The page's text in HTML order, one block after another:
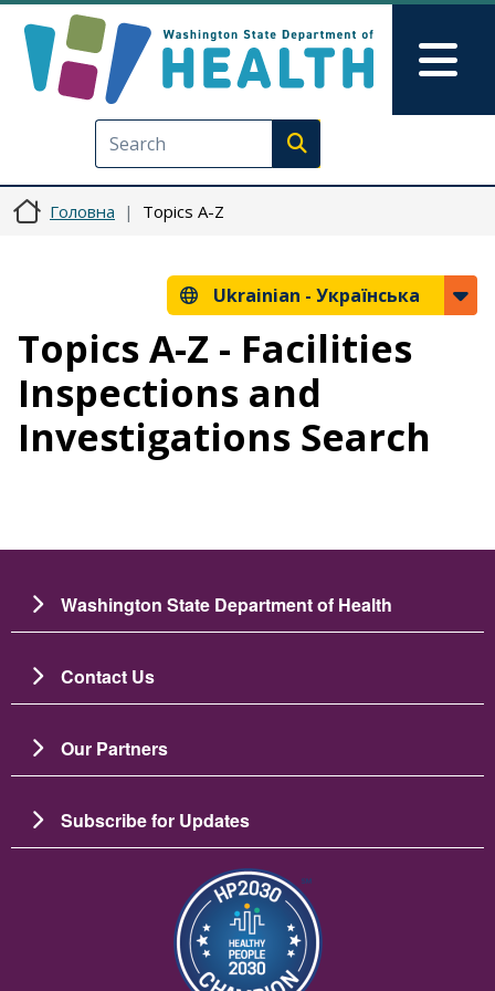
Execute search
Головна Topics A-Z
Ukrainian - Українська
Topics A-Z - Facilities
Inspections and
Investigations Search
Washington State Department of Health
Contact Us
Our Partners
Subscribe for Updates
Зображення